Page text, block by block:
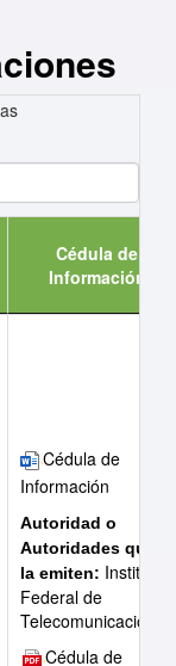
Cédula de
Información
Cédula de
Información
Autoridad o
Autoridades que
la emiten: Instituto
Federal de
Telecomunicaciones
Cédula de